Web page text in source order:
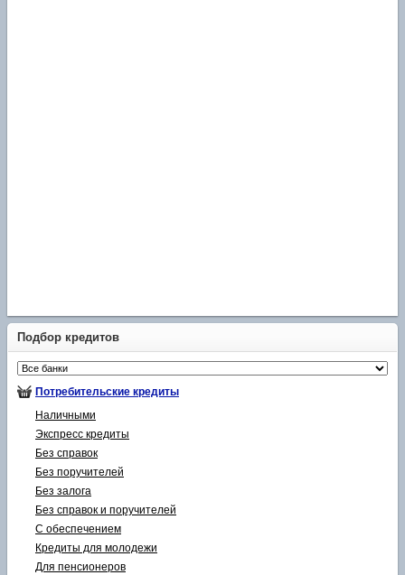
Подбор кредитов
Потребительские кредиты
Наличными
Экспресс кредиты
Без справок
Без поручителей
Без залога
Без справок и поручителей
С обеспечением
Кредиты для молодежи
Для пенсионеров